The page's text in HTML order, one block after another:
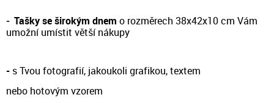
- Tašky se širokým dnem o rozměrech 38x42x10 cm Vám
umožní umístit větší nákupy
- s Tvou fotografií, jakoukoli grafikou, textem
nebo hotovým vzorem